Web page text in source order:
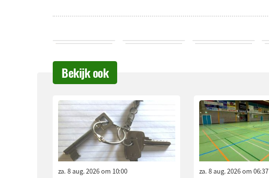
Bekijk ook
za. 8 aug. 2026 om 10:00 za. 8 aug. 2026 om 06:37